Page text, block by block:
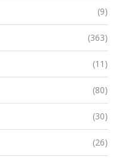
(9)
(363)
(11)
(80)
(30)
(26)